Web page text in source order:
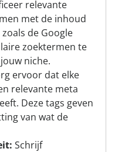
relevante
met de inhoud
de Google
zoektermen te
niche.
ervoor dat elke
relevante meta
Deze tags geven
van wat de
Schrijf